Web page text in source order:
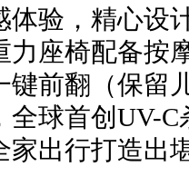
体验，精心设
力座椅配备按
键前翻（保留
全球首创UV-
家出行打造出